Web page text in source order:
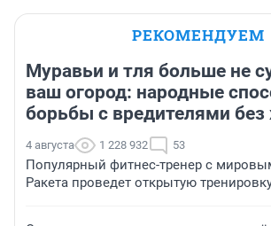
РЕКОМЕНДУЕМ
Муравьи и тля больше не
ваш огород: народные
борьбы с вредителями без
4 августа 1 228 932 53
Популярный фитнес-тренер с
Ракета проведет открытую